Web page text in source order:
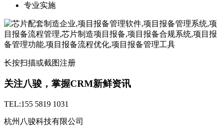
专业实施
长按扫描或截图注册
关注八骏，掌握CRM新鲜资讯
TEL:155 5819 1031
杭州八骏科技有限公司